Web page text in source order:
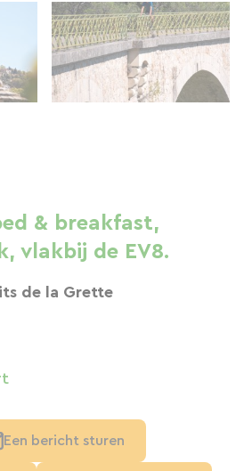
& breakfast,
vlakbij de EV8.
de la Grette
Een bericht sturen